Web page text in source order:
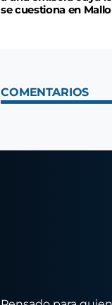
se cuestiona en
COMENTARIOS